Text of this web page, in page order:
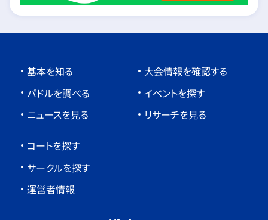
基本を知る
パドルを調べる
ニュースを見る
大会情報を確認する
イベントを探す
リサーチを見る
コートを探す
サークルを探す
運営者情報